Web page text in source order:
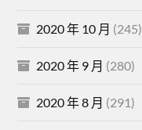
2020 年 10 月 (245)
2020 年 9 月 (280)
2020 年 8 月 (291)